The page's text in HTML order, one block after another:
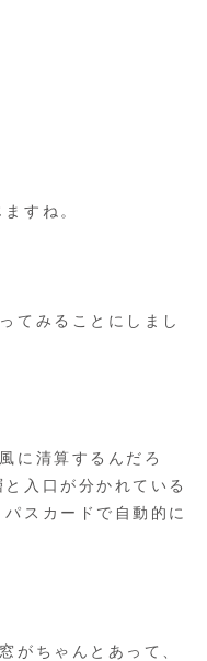
すね。
てみることにしまし
に清算するんだろ
入口が分かれている
スカードで自動的に
がちゃんとあって、